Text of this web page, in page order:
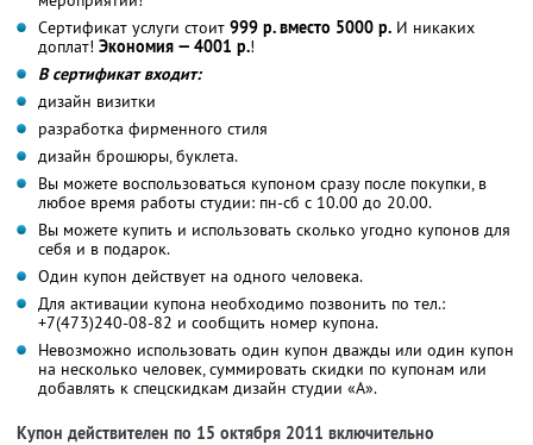
Сертификат услуги стоит 999 р. вместо 5000 р. И никаких
доплат! Экономия — 4001 р.!
В сертификат входит:
дизайн визитки
разработка фирменного стиля
дизайн брошюры, буклета.
Вы можете воспользоваться купоном сразу после покупки, в
любое время работы студии: пн-сб с 10.00 до 20.00.
Вы можете купить и использовать сколько угодно купонов для
себя и в подарок.
Один купон действует на одного человека.
Для активации купона необходимо позвонить по тел.:
+7(473)240-08-82 и сообщить номер купона.
Невозможно использовать один купон дважды или один купон
на несколько человек, суммировать скидки по купонам или
добавлять к спецскидкам дизайн студии «А».
Купон действителен по 15 октября 2011 включительно